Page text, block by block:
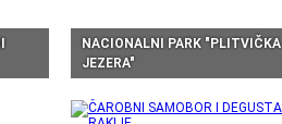
NACIONALNI PARK "PLITVIČKA
JEZERA"